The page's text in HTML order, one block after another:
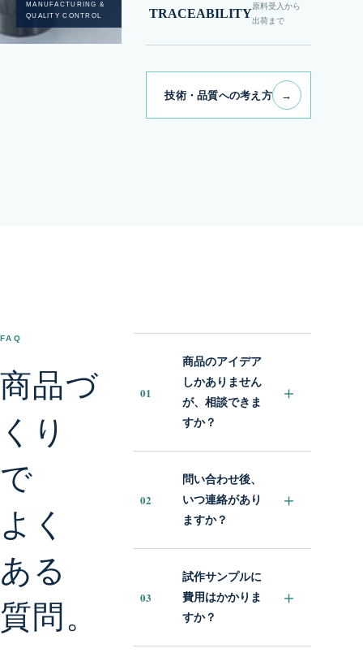
MANUFACTURING &
QUALITY CONTROL
TRACEABILITY
原料受入から
出荷まで
技術・品質への考え方 →
FAQ
商品づ
くり
で
よく
ある
質問。
01
商品のアイデア
しかありません
が、相談できま
すか？
＋
02
問い合わせ後、
いつ連絡があり
ますか？
＋
03
試作サンプルに
費用はかかりま
すか？
＋